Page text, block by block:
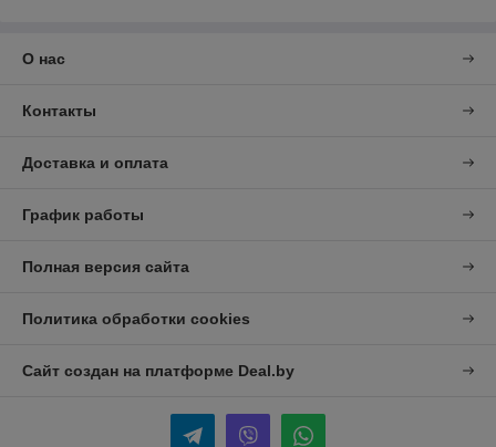
О нас
Контакты
Доставка и оплата
График работы
Полная версия сайта
Политика обработки cookies
Сайт создан на платформе Deal.by